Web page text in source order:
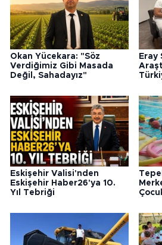
Okan Yücekara: "Söz
Verdiğimiz Gibi Masada
Değil, Sahadayız"
Eray
Eskişehir Valisi'nden
Eskişehir Haber26'ya 10.
Yıl Tebriği